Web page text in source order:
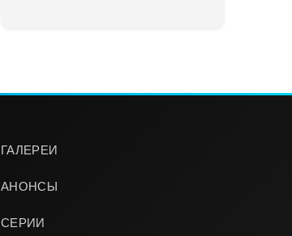
ГАЛЕРЕИ
АНОНСЫ
СЕРИИ